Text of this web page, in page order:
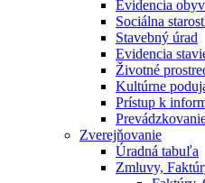
Evidencia
Sociálna
Stavebný úrad
Evidencia
Životné
Kultúrne
Prístup k
Zverejňovanie
Úradná tabuľa
Zmluvy,